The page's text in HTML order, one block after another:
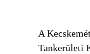
A
Tankerületi